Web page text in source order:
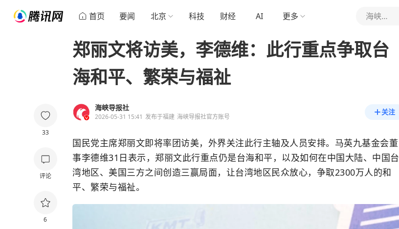
首页 要闻 北京 科技 财经 AI 更多 海峡导报社
33
评论
6
郑丽文将访美，李德维：此行重点争取台
海和平、繁荣与福祉
海峡导报社
2026-05-31 15:41 发布于福建 海峡导报社官方账号
关注
国民党主席郑丽文即将率团访美，外界关注此行主轴及人员安排。马英九基金会董
事李德维31日表示，郑丽文此行重点仍是台海和平，以及如何在中国大陆、中国台
湾地区、美国三方之间创造三赢局面，让台湾地区民众放心，争取2300万人的和
平、繁荣与福祉。